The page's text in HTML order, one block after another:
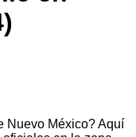
Nuevo México? Aquí